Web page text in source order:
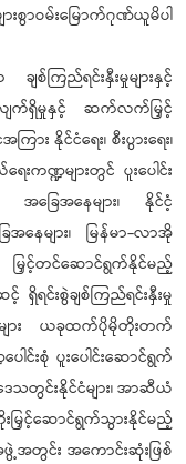
ာဝမ်းမြောက်ဂုဏ်ယူမိပါ
ကြည်ရင်းနှီးမှုများနှင့်
လျက်ရှိမှုနှင့် ဆက်လက်မြှင့်
း နိုင်ငံရေး၊ စီးပွားရေး၊
းကဏ္ဍများတွင် ပူးပေါင်း
ခြေအနေများ၊ နိုင်ငံ့
နေများ၊ မြန်မာ-လာအို
မြှင့်တင်ဆောင်ရွက်နိုင်မည့်
င့် ရှိရင်းစွဲချစ်ကြည်ရင်းနှီးမှု
မှုများ ယခုထက်ပိုမိုတိုးတက်
ါင်းစုံ ပူးပေါင်းဆောင်ရွက်
တွင်းနိုင်ငံများ၊ အာဆီယံ
င့်ဆောင်ရွက်သွားနိုင်မည့်
ဖွဲ့အတွင်း အကောင်းဆုံးဖြစ်